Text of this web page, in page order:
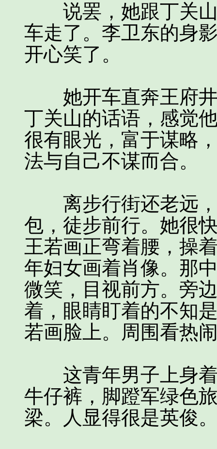
说罢，她跟丁关山
车走了。李卫东的身
开心笑了。
她开车直奔王府井
丁关山的话语，感觉
很有眼光，富于谋略
法与自己不谋而合。
离步行街还老远，
包，徒步前行。她很
王若画正弯着腰，操
年妇女画着肖像。那
微笑，目视前方。旁
着，眼睛盯着的不知
若画脸上。周围看热
这青年男子上身着
牛仔裤，脚蹬军绿色
梁。人显得很是英俊